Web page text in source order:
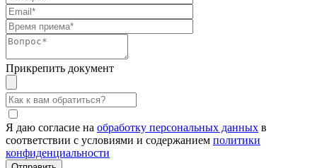
Прикрепить документ
Я даю согласие на обработку персональных данных в
соответствии с условиями и содержанием политики
конфиденциальности